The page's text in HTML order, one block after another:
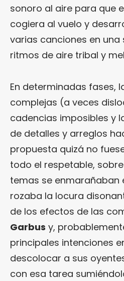
sonoro al aire para que
cogiera al vuelo y
varias canciones en
ritmos de aire tribal y
En determinadas fases,
complejas (a veces
cadencias imposibles y
de detalles y arreglos
propuesta quizá no
todo el respetable,
temas se enmarañaban
rozaba la locura
de los efectos de las
Garbus y,
principales intenciones
descolocar a sus
con esa tarea